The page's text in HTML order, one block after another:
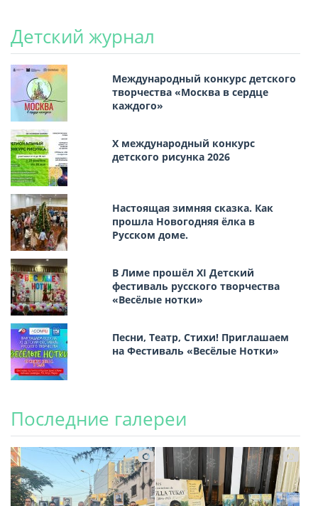
Детский журнал
Международный конкурс детского
творчества «Москва в сердце
каждого»
Х международный конкурс
детского рисунка 2026
Настоящая зимняя сказка. Как
прошла Новогодняя ёлка в
Русском доме.
В Лиме прошёл XI Детский
фестиваль русского творчества
«Весёлые нотки»
Песни, Театр, Стихи! Приглашаем
на Фестиваль «Весёлые Нотки»
Последние галереи